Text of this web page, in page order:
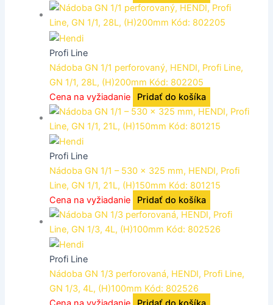
Profi Line
Nádoba GN 1/1 perforovaný, HENDI, Profi Line,
GN 1/1, 28L, (H)200mm Kód: 802205
Cena na vyžiadanie
Pridať do košíka
Profi Line
Nádoba GN 1/1 – 530 x 325 mm, HENDI, Profi
Line, GN 1/1, 21L, (H)150mm Kód: 801215
Cena na vyžiadanie
Pridať do košíka
Profi Line
Nádoba GN 1/3 perforovaná, HENDI, Profi Line,
GN 1/3, 4L, (H)100mm Kód: 802526